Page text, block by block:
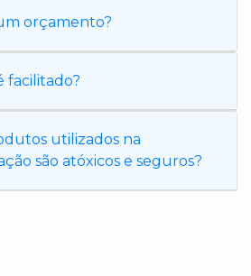
orçamento?
facilitado?
utilizados na
são atóxicos e seguros?